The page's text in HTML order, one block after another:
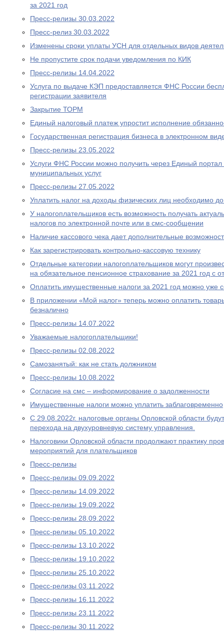
за 2021 год
Пресс-релизы 30.03.2022
Пресс-релиз 30.03.2022
Изменены сроки уплаты УСН для отдельных видов
Не пропустите срок подачи уведомления по КИК
Пресс-релизы 14.04.2022
Услуга по выдаче КЭП предоставляется ФНС России
регистрации заявителя
Закрытие ТОРМ
Единый налоговый платеж упростит исполнение
Государственная регистрация бизнеса в электронном
Пресс-релизы 23.05.2022
Услуги ФНС России можно получить через Единый портал
муниципальных услуг
Пресс-релизы 27.05.2022
Уплатить налог на доходы физических лиц необходимо
У налогоплательщиков есть возможность получать
налогов по электронной почте или в смс-сообщении
Наличие кассового чека дает дополнительные
Как зарегистрировать контрольно-кассовую технику
Отдельные категории налогоплательщиков могут
на обязательное пенсионное страхование за 2021 год с
Оплатить имущественные налоги за 2021 год можно уже
В приложении «Мой налог» теперь можно оплатить
безналично
Пресс-релизы 14.07.2022
Уважаемые налогоплательщики!
Пресс-релизы 02.08.2022
Самозанятый: как не стать должником
Пресс-релизы 10.08.2022
Согласие на смс – информирование о задолженности
Имущественные налоги можно уплатить заблаговременно
С 29.08.2022г. налоговые органы Орловской области
перехода на двухуровневую систему управления.
Налоговики Орловской области продолжают практику
мероприятий для плательщиков
Пресс-релизы
Пресс-релизы 09.09.2022
Пресс-релизы 14.09.2022
Пресс-релизы 19.09.2022
Пресс-релизы 28.09.2022
Пресс-релизы 05.10.2022
Пресс-релизы 13.10.2022
Пресс-релизы 19.10.2022
Пресс-релизы 25.10.2022
Пресс-релизы 03.11.2022
Пресс-релизы 16.11.2022
Пресс-релизы 23.11.2022
Пресс-релизы 30.11.2022